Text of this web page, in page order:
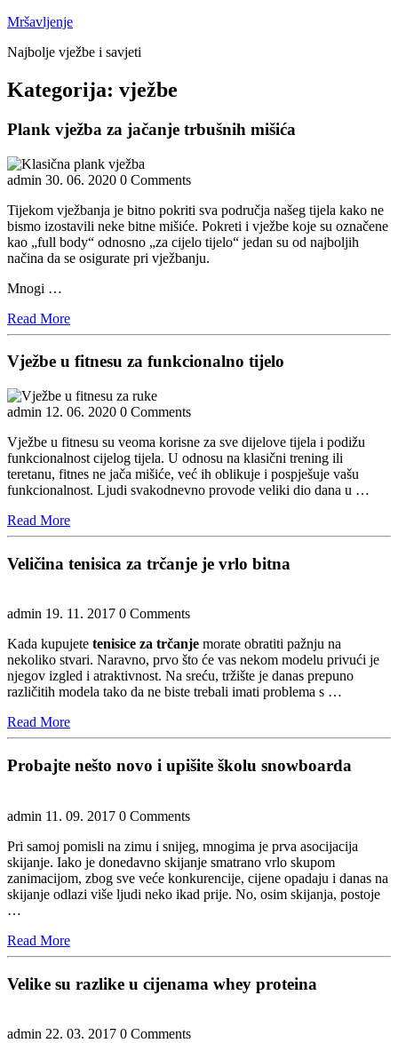
Skip
content
Mršavljenje
Najbolje vježbe i savjeti
Close
Menu
Kategorija: vježbe
Plank vježba za jačanje trbušnih mišića
admin 30. 06. 2020 0 Comments
Tijekom vježbanja je bitno pokriti sva područja našeg tijela kako ne
bismo izostavili neke bitne mišiće. Pokreti i vježbe koje su označene
kao „full body“ odnosno „za cijelo tijelo“ jedan su od najboljih
načina da se osigurate pri vježbanju.
Mnogi …
Read MoreRead
More
Vježbe u fitnesu za funkcionalno tijelo
admin 12. 06. 2020 0 Comments
Vježbe u fitnesu su veoma korisne za sve dijelove tijela i podižu
funkcionalnost cijelog tijela. U odnosu na klasični trening ili
teretanu, fitnes ne jača mišiće, već ih oblikuje i pospješuje vašu
funkcionalnost. Ljudi svakodnevno provode veliki dio dana u …
Read MoreRead
More
Veličina tenisica za trčanje je vrlo bitna
admin 19. 11. 2017 0 Comments
Kada kupujete tenisice za trčanje morate obratiti pažnju na
nekoliko stvari. Naravno, prvo što će vas nekom modelu privući je
njegov izgled i atraktivnost. Na sreću, tržište je danas prepuno
različitih modela tako da ne biste trebali imati problema s …
Read MoreRead
More
Probajte nešto novo i upišite školu snowboarda
admin 11. 09. 2017 0 Comments
Pri samoj pomisli na zimu i snijeg, mnogima je prva asocijacija
skijanje. Iako je donedavno skijanje smatrano vrlo skupom
zanimacijom, zbog sve veće konkurencije, cijene opadaju i danas na
skijanje odlazi više ljudi neko ikad prije. No, osim skijanja, postoje
…
Read MoreRead
More
Velike su razlike u cijenama whey proteina
admin 22. 03. 2017 0 Comments